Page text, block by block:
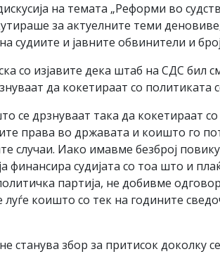
на темата „Реформи во
за актуелните теми
судиите и јавните обвинители и
со изјавите дека штаб на СДС бил
да кокетираат со
се дрзнуваат така да кокетираат
права во државата и коишто го
случаи. Иако имавме безброј
финансира судијата со тоа што и
партија, не добивме
луѓе коишто со тек на годините
станува збор за притисок доколку